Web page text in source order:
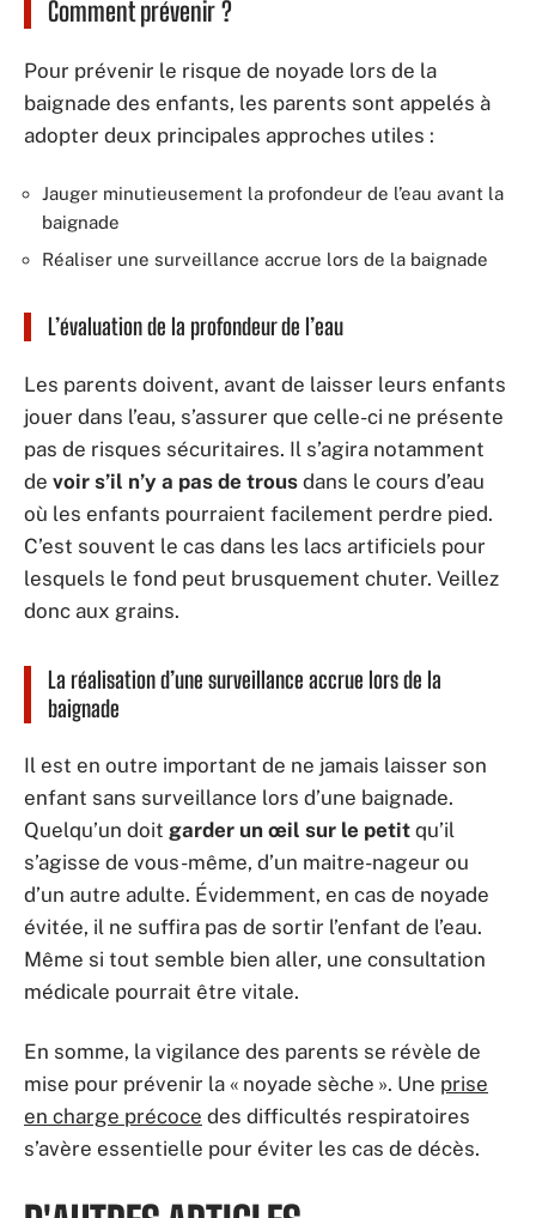
Comment prévenir ?
Pour prévenir le risque de noyade lors de la
baignade des enfants, les parents sont appelés à
adopter deux principales approches utiles :
Jauger minutieusement la profondeur de l’eau avant la
baignade
Réaliser une surveillance accrue lors de la baignade
L’évaluation de la profondeur de l’eau
Les parents doivent, avant de laisser leurs enfants
jouer dans l’eau, s’assurer que celle-ci ne présente
pas de risques sécuritaires. Il s’agira notamment
de voir s’il n’y a pas de trous dans le cours d’eau
où les enfants pourraient facilement perdre pied.
C’est souvent le cas dans les lacs artificiels pour
lesquels le fond peut brusquement chuter. Veillez
donc aux grains.
La réalisation d’une surveillance accrue lors de la
baignade
Il est en outre important de ne jamais laisser son
enfant sans surveillance lors d’une baignade.
Quelqu’un doit garder un œil sur le petit qu’il
s’agisse de vous-même, d’un maitre-nageur ou
d’un autre adulte. Évidemment, en cas de noyade
évitée, il ne suffira pas de sortir l’enfant de l’eau.
Même si tout semble bien aller, une consultation
médicale pourrait être vitale.
En somme, la vigilance des parents se révèle de
mise pour prévenir la « noyade sèche ». Une prise
en charge précoce des difficultés respiratoires
s’avère essentielle pour éviter les cas de décès.